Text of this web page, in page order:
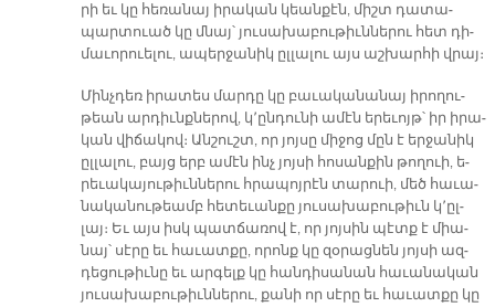
րի եւ կը հե­ռա­նայ ի­րա­կան կեան­քէն, միշտ դա­տա­
պար­տուած կը մնայ՝ յու­սա­խա­բու­թիւն­նե­րու հետ դի­
մա­ւո­րուե­լու, ա­պեր­ջա­նիկ ըլ­լա­լու այս աշ­խար­հի վրայ։
Մինչ­դեռ ի­րա­տես մար­դը կը բա­ւա­կա­նա­նայ ի­րո­ղու­
թեան ար­դիւնք­նե­րով, կ՚ըն­դու­նի ա­մէն ե­րե­ւոյթ՝ իր ի­րա­
կան վի­ճա­կով։ Ան­շուշտ, որ յոյ­սը մի­ջոց մըն է եր­ջա­նիկ
ըլ­լա­լու, բայց երբ ա­մէն ինչ յոյ­սի հո­սան­քին թո­ղուի, ե­
րե­ւա­կա­յու­թիւն­նե­րու հրա­պոյ­րէն տա­րուի, մեծ հա­ւա­
նա­կա­նու­թեամբ հե­տե­ւան­քը յու­սա­խա­բու­թիւն կ՚ըլ­
լայ։ Եւ այս իսկ պատ­ճա­ռով է, որ յոյ­սին պէտք է միա­
նայ՝ սէ­րը եւ հա­ւատ­քը, ո­րոնք կը զօ­րաց­նեն յոյ­սի ազ­
դե­ցու­թիւ­նը եւ ար­գելք կը հան­դի­սա­նան հա­ւա­նա­կան
յու­սա­խա­բու­թիւն­նե­րու, քա­նի որ սէ­րը եւ հա­ւատ­քը կը